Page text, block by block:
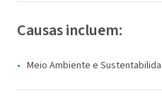
Causas incluem:
Meio Ambiente e